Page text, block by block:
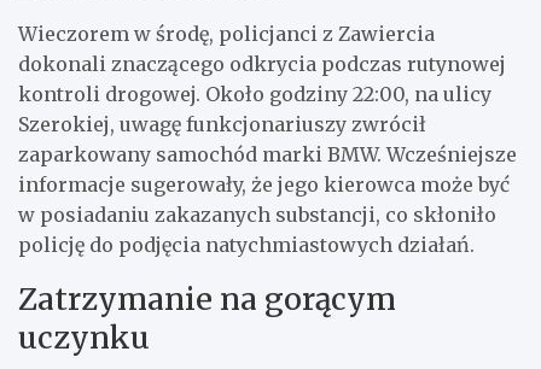
Wieczorem w środę, policjanci z Zawiercia
dokonali znaczącego odkrycia podczas rutynowej
kontroli drogowej. Około godziny 22:00, na ulicy
Szerokiej, uwagę funkcjonariuszy zwrócił
zaparkowany samochód marki BMW. Wcześniejsze
informacje sugerowały, że jego kierowca może być
w posiadaniu zakazanych substancji, co skłoniło
policję do podjęcia natychmiastowych działań.
Zatrzymanie na gorącym
uczynku